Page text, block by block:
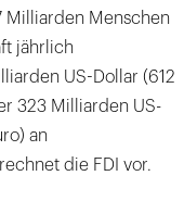
Milliarden Menschen
jährlich
US-Dollar (612
323 Milliarden US-
an
die FDI vor.